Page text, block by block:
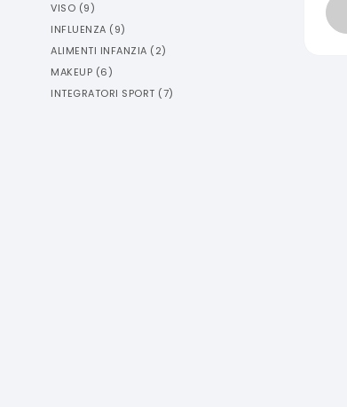
VISO (9)
INFLUENZA (9)
ALIMENTI INFANZIA (2)
MAKEUP (6)
INTEGRATORI SPORT (7)